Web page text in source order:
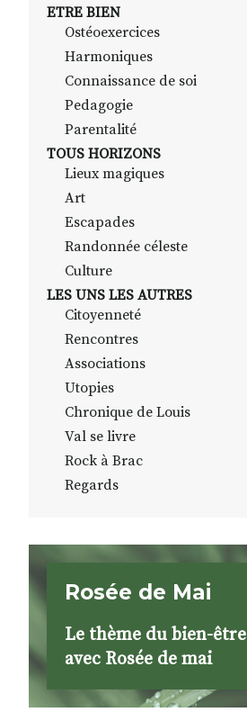
ETRE BIEN
Ostéoexercices
Harmoniques
Connaissance de soi
Pedagogie
Parentalité
TOUS HORIZONS
Lieux magiques
Art
Escapades
Randonnée céleste
Culture
LES UNS LES AUTRES
Citoyenneté
Rencontres
Associations
Utopies
Chronique de Louis
Val se livre
Rock à Brac
Regards
Rosée de Mai
Le thème du bien-être
avec Rosée de mai